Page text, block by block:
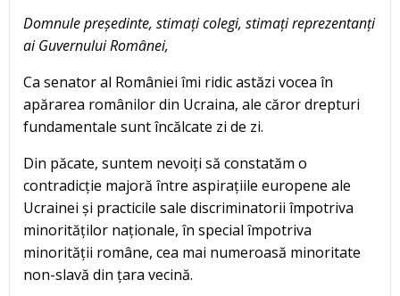
Domnule președinte, stimați colegi, stimați reprezentanți
ai Guvernului Românei,
Ca senator al României îmi ridic astăzi vocea în
apărarea românilor din Ucraina, ale căror drepturi
fundamentale sunt încălcate zi de zi.
Din păcate, suntem nevoiți să constatăm o
contradicție majoră între aspirațiile europene ale
Ucrainei și practicile sale discriminatorii împotriva
minorităților naționale, în special împotriva
minorității române, cea mai numeroasă minoritate
non-slavă din țara vecină.